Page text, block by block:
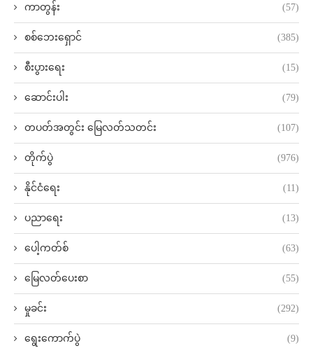
ကာတွန်း (57)
စစ်ဘေးရှောင် (385)
စီးပွားရေး (15)
ဆောင်းပါး (79)
တပတ်အတွင်း မြေလတ်သတင်း (107)
တိုက်ပွဲ (976)
နိုင်ငံရေး (11)
ပညာရေး (13)
ပေါ့ကတ်စ် (63)
မြေလတ်ပေးစာ (55)
မှုခင်း (292)
ရွေးကောက်ပွဲ (9)